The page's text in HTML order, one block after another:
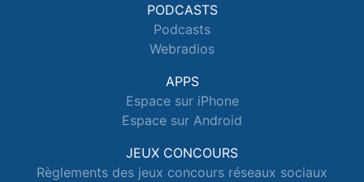
PODCASTS
Podcasts
Webradios
APPS
Espace sur iPhone
Espace sur Android
JEUX CONCOURS
Règlements des jeux concours réseaux sociaux